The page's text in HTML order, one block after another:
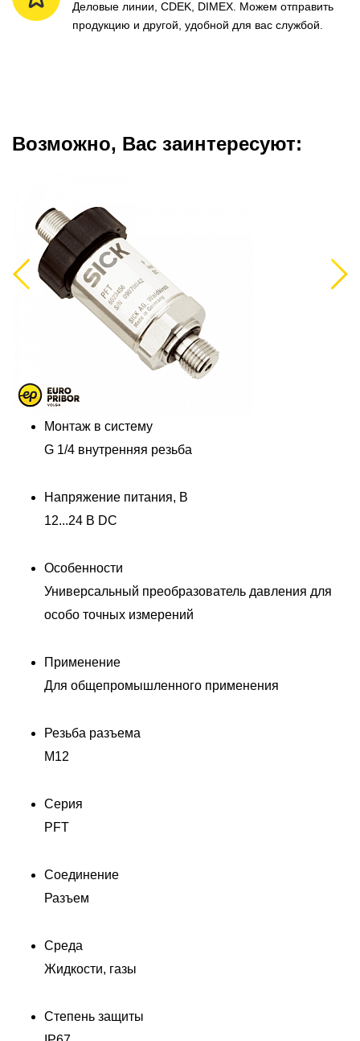
Деловые линии, CDEK, DIMEX. Можем отправить
продукцию и другой, удобной для вас службой.
Возможно, Вас заинтересуют:
Previous
Монтаж в систему
G 1/4 внутренняя резьба
Напряжение питания, В
12...24 В DC
Особенности
Универсальный преобразователь давления для
особо точных измерений
Применение
Для общепромышленного применения
Резьба разъема
M12
Серия
PFT
Соединение
Разъем
Среда
Жидкости, газы
Степень защиты
Next